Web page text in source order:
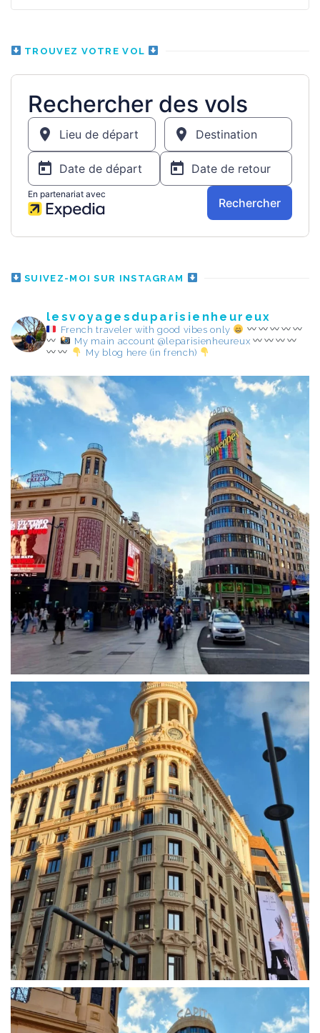
TROUVEZ VOTRE VOL
SUIVEZ-MOI SUR INSTAGRAM
lesvoyagesduparisienheureux
French traveler with good vibes only
My main account @leparisienheureux
My blog here (in french)